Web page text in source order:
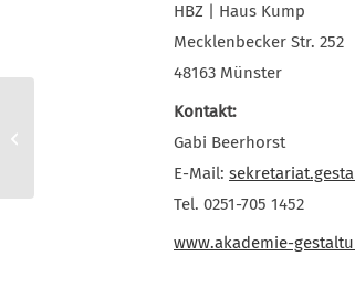
HBZ | Haus Kump
Mecklenbecker Str. 252
48163 Münster
Kontakt:
Gabi Beerhorst
E-Mail:
Tel. 0251-705 1452
www.akademie-